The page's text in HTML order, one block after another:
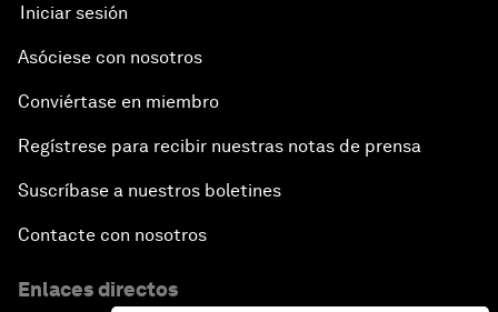
Iniciar sesión
Asóciese con nosotros
Conviértase en miembro
Regístrese para recibir nuestras notas de prensa
Suscríbase a nuestros boletines
Contacte con nosotros
Enlaces directos